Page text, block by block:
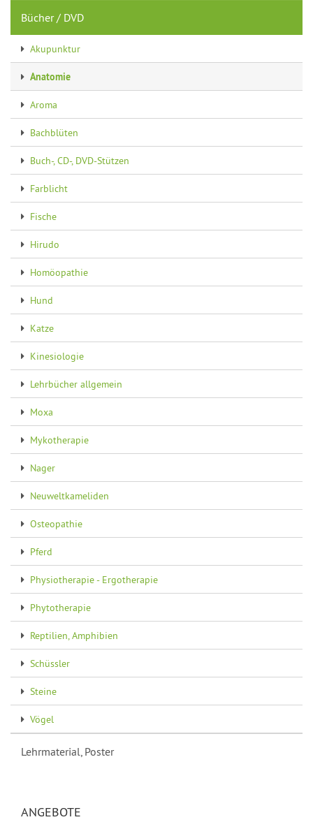
Bücher / DVD
Akupunktur
Anatomie
Aroma
Bachblüten
Buch-, CD-, DVD-Stützen
Farblicht
Fische
Hirudo
Homöopathie
Hund
Katze
Kinesiologie
Lehrbücher allgemein
Moxa
Mykotherapie
Nager
Neuweltkameliden
Osteopathie
Pferd
Physiotherapie - Ergotherapie
Phytotherapie
Reptilien, Amphibien
Schüssler
Steine
Vögel
Lehrmaterial, Poster
ANGEBOTE